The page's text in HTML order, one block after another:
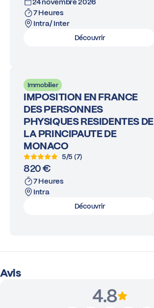
24 novembre 2026
7 Heures
Intra/ Inter
Découvrir
Immobilier
IMPOSITION EN FRANCE
DES PERSONNES
PHYSIQUES RESIDENTES DE
LA PRINCIPAUTE DE
MONACO
5/5 (7)
820 €
7 Heures
Intra
Découvrir
Avis
4.8